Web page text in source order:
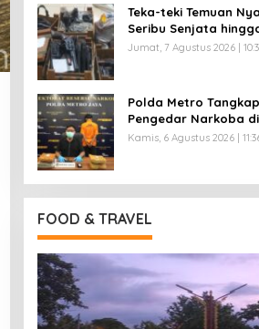
Teka-teki Temuan
Seribu Senjata
Narkoba di Sekolah
Jumat, 7 Agustus 2026 |
Polda Metro Tangkap
Pengedar Narkoba
Ganja 4 Kg Disita
Kamis, 6 Agustus 2026 |
FOOD & TRAVEL